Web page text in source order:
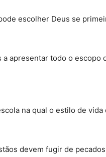
escolher Deus se
a apresentar todo o
na qual o estilo de
devem fugir de